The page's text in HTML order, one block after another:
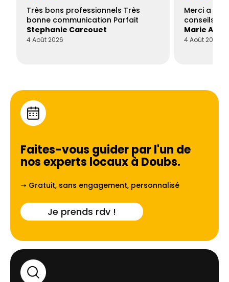
Très bons professionnels Très
bonne communication Parfait
Stephanie Carcouet
4 Août 2026
Merci a
conseils
Marie
4 Août 2026
Faites-vous guider par l'un de
nos experts locaux à Doubs.
➝ Gratuit, sans engagement, personnalisé
Je prends rdv !